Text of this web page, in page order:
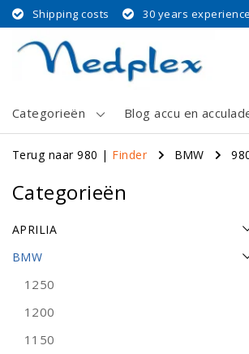
Shipping costs 30 years experience
Categorieën Blog accu en
Terug naar 980 | Finder BMW
Categorieën
APRILIA
BMW
1250
1200
1150